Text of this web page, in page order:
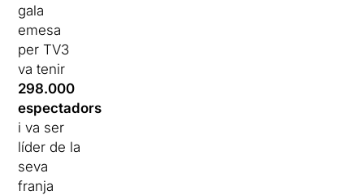
gala
emesa
per TV3
va tenir
298.000
espectadors
i va ser
líder de la
seva
franja